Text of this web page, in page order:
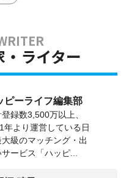
・ライター
ピーライフ編集部
登録数3,500万以上、
年より運営している日
級のマッチング・出
ービス「ハッピ...